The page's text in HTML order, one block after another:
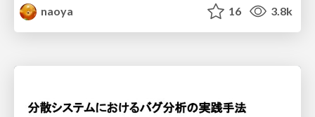
naoya
16 3.8k